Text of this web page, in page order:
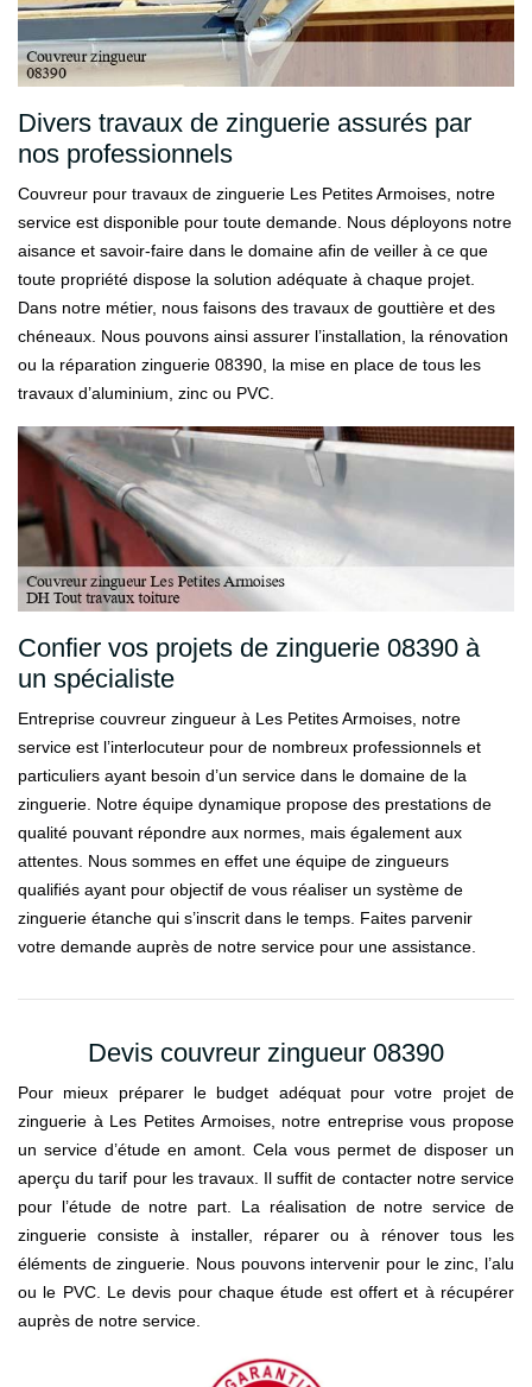
Divers travaux de zinguerie assurés par
nos professionnels
Couvreur pour travaux de zinguerie Les Petites Armoises, notre
service est disponible pour toute demande. Nous déployons notre
aisance et savoir-faire dans le domaine afin de veiller à ce que
toute propriété dispose la solution adéquate à chaque projet.
Dans notre métier, nous faisons des travaux de gouttière et des
chéneaux. Nous pouvons ainsi assurer l’installation, la rénovation
ou la réparation zinguerie 08390, la mise en place de tous les
travaux d’aluminium, zinc ou PVC.
Confier vos projets de zinguerie 08390 à
un spécialiste
Entreprise couvreur zingueur à Les Petites Armoises, notre
service est l’interlocuteur pour de nombreux professionnels et
particuliers ayant besoin d’un service dans le domaine de la
zinguerie. Notre équipe dynamique propose des prestations de
qualité pouvant répondre aux normes, mais également aux
attentes. Nous sommes en effet une équipe de zingueurs
qualifiés ayant pour objectif de vous réaliser un système de
zinguerie étanche qui s’inscrit dans le temps. Faites parvenir
votre demande auprès de notre service pour une assistance.
Devis couvreur zingueur 08390
Pour mieux préparer le budget adéquat pour votre projet de
zinguerie à Les Petites Armoises, notre entreprise vous propose
un service d’étude en amont. Cela vous permet de disposer un
aperçu du tarif pour les travaux. Il suffit de contacter notre service
pour l’étude de notre part. La réalisation de notre service de
zinguerie consiste à installer, réparer ou à rénover tous les
éléments de zinguerie. Nous pouvons intervenir pour le zinc, l’alu
ou le PVC. Le devis pour chaque étude est offert et à récupérer
auprès de notre service.